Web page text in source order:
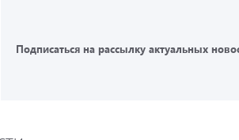
Подписаться на рассылку актуальных